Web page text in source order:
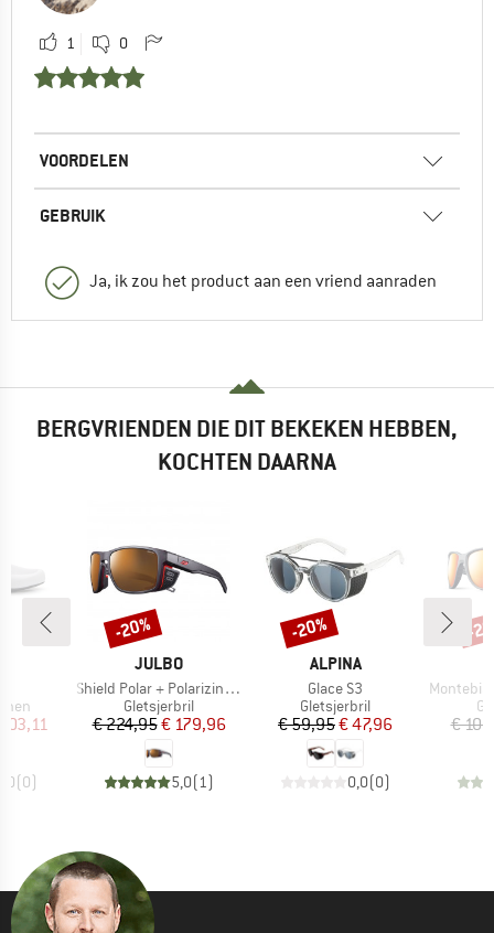
1 0
VOORDELEN
GEBRUIK
Ja, ik zou het product aan een vriend aanraden
BERGVRIENDEN DIE DIT BEKEKEN HEBBEN,
KOCHTEN DAARNA
prijs
(0)
MERK
JULBO
Artikel
Shield Polar + Polarizing S2-4 (VLT 5-20%)
Productgroep
Gletsjerbril
Prijs
€ 224,95Verlaagde prijs
€ 179,96
5,0(1)
Korting
-20%
MERK
ALPINA
Artikel
Glace S3
Productgroep
Gletsjerbril
Prijs
€ 59,95Verlaagde prijs
€ 47,96
0,0(0)
Korting
-20%
Artikel
€
-